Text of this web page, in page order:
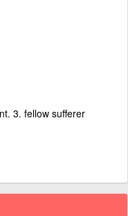
3. fellow sufferer